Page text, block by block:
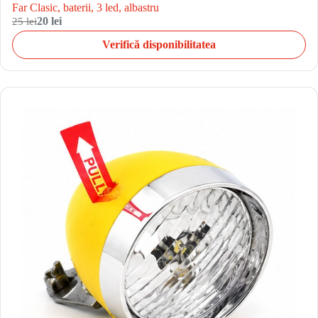
Far Clasic, baterii, 3 led, albastru
25 lei20 lei
Verifică disponibilitatea